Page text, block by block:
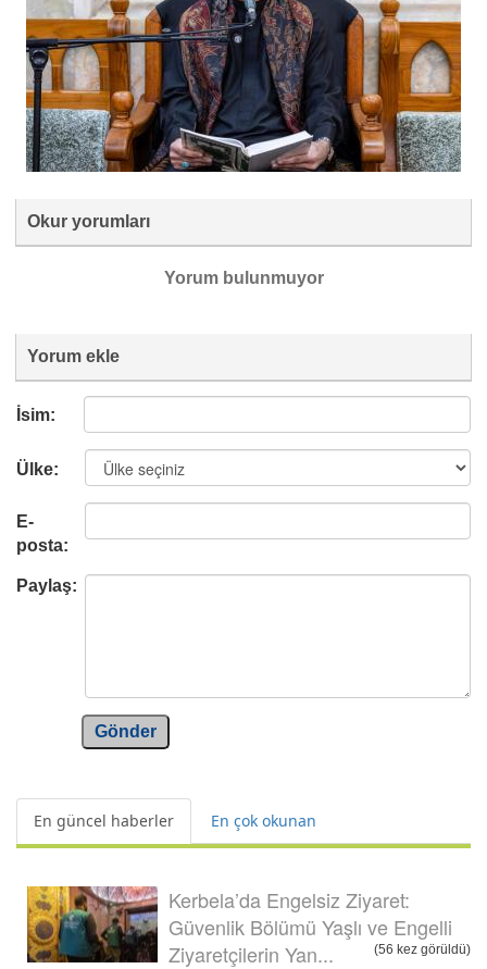
Okur yorumları
Yorum bulunmuyor
Yorum ekle
İsim:
Ülke:
E-
posta:
Paylaş:
Gönder
En güncel haberler En çok okunan
Kerbela’da Engelsiz Ziyaret:
Güvenlik Bölümü Yaşlı ve Engelli
Ziyaretçilerin Yan...
(56 kez görüldü)